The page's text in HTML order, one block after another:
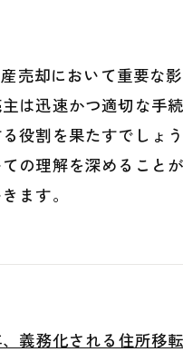
売却において重要
は迅速かつ適切な
役割を果たすでし
の理解を深めるこ
ます。
、義務化される住所移